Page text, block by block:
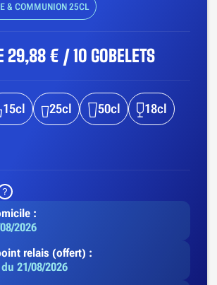
& COMMUNION 25CL
29,88 € / 10 GOBELETS
15cl 25cl 50cl 18cl
:
2026
relais (offert) :
21/08/2026